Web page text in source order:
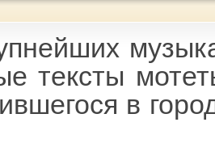
тексты
в